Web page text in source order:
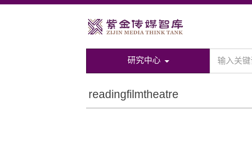
研究中心 输入关
readingfilmtheatre